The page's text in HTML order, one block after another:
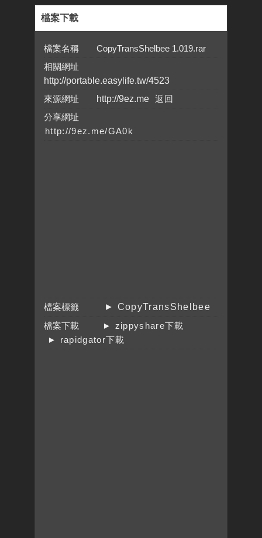
檔案下載
檔案名稱 CopyTransShelbee 1.019.rar
相關網址
http://portable.easylife.tw/4523
來源網址
http://9ez.me
分享網址
檔案標籤
► CopyTransShelbee
檔案下載